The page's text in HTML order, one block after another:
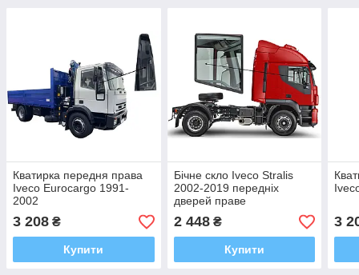
Кватирка передня права
Iveco Eurocargo 1991-
2002
3 208 ₴
Купити
Бічне скло Iveco Stralis
2002-2019 передніх
дверей праве
2 448₴
Купити
3